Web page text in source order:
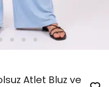
Atlet Bluz ve